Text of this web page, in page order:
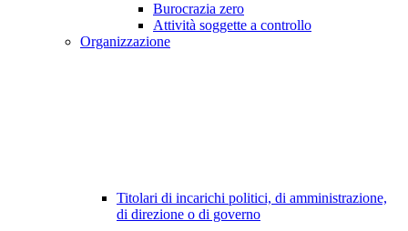
Burocrazia zero
Attività soggette a controllo
Organizzazione
Titolari di incarichi politici, di amministrazione,
di direzione o di governo